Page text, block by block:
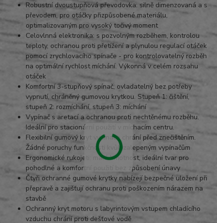
Robustní dvoustupňová převodovka: silně dimenzovaná a s
převodem, pro otáčky přizpůsobené materiálu,
optimalizovaným pro vysokýtočivý moment
Celovlnná elektronika: s pozvolným rozběhem, kontrolou
teploty, ochranou proti přetížení a plynulou regulací otáček
pomocí zrychlovacího spínače - pro kontrolovatelný rozběh
na optimální rychlost míchání. Výkonná v celém rozsahu
otáček
Komfortní 3-stupňový spínač, ovladatelný bez potřeby
vypnutí, chráněný gumovou krytkou. Stupeň 1: čištění,
stupeň 2: rozmíchání, stupeň 3: míchání
Vypínač s aretací a ochranou proti nechtěnému rozběhu.
Ideální pro stacionární použití v míchacím centru.
Flexibilní gumový kryt vypínače chrání před znečištěním.
Žádné poruchy funkčnosti kvůli zalepeným vypínačům
Ergonomické rukojeti: malá hmotnost, ideální tvar pro
pohodlné a komfortní použití bez způsobení únavy
Čtyři ochranné gumové krytky nabízejí bezpečné uložení při
přepravě a zajišťují ochranu proti poškozením nárazem na
stavbě
Ochranný kryt motoru s labyrintovým vstupem chladícího
vzduchu chrání proti dešťové vodě